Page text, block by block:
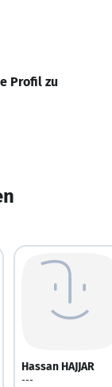
Profil zu
Hassan HAJJAR
---